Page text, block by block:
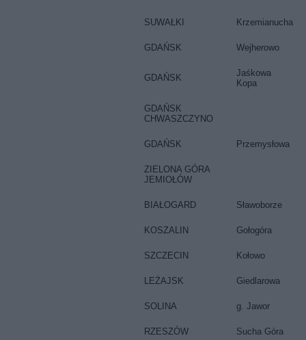
SUWAŁKI Krzemianucha
GDAŃSK Wejherowo
GDAŃSK
Jaśkowa
Kopa
GDAŃSK
CHWASZCZYNO
GDAŃSK Przemysłowa
ZIELONA GÓRA
JEMIOŁÓW
BIAŁOGARD Sławoborze
KOSZALIN Gołogóra
SZCZECIN Kołowo
LEŻAJSK Giedlarowa
SOLINA g. Jawor
RZESZÓW Sucha Góra